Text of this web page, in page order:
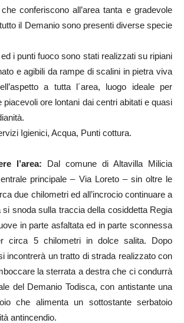
conferiscono all’area tanta e gradevole
il Demanio sono presenti diverse specie
i punti fuoco sono stati realizzati su ripiani
e agibili da rampe di scalini in pietra viva
a tutta l´area, luogo ideale per
piacevoli ore lontani dai centri abitati e quasi
Igienici, Acqua, Punti cottura.
l’area: Dal comune di Altavilla Milicia
principale – Via Loreto – sin oltre le
due chilometri ed all’incrocio continuare a
snoda sulla traccia della cosiddetta Regia
in parte asfaltata ed in parte sconnessa
circa 5 chilometri in dolce salita. Dopo
incontrerà un tratto di strada realizzato con
la sterrata a destra che ci condurrà
del Demanio Todisca, con antistante una
che alimenta un sottostante serbatoio
antincendio.